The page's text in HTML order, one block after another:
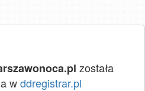
została
wddregistrar.pl